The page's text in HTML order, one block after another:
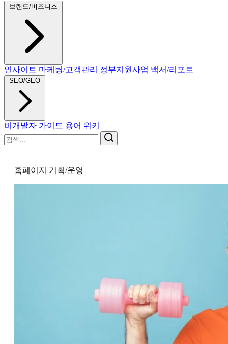
브랜드/비즈니스
인사이트 마케팅/고객관리 정부지원사업 백서/리포트
SEO/GEO
비개발자 가이드 용어 위키
홈페이지 기획/운영